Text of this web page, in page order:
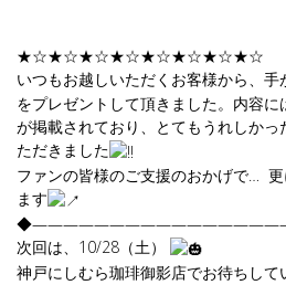
★☆★☆★☆★☆★☆★☆★☆★☆
いつもお越しいただくお客様から、
をプレゼントして頂きました。内容に
が掲載されており、とてもうれしか
ただきました
ファンの皆様のご支援のおかげで…
ます
次回は、10/28（土）
神戸にしむら珈琲御影店でお待ちして